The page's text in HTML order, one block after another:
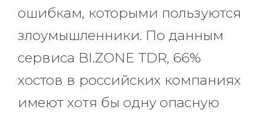
ошибкам, которыми пользуются
злоумышленники. По данным
сервиса BI.ZONE TDR, 66%
хостов в российских компаниях
имеют хотя бы одну опасную